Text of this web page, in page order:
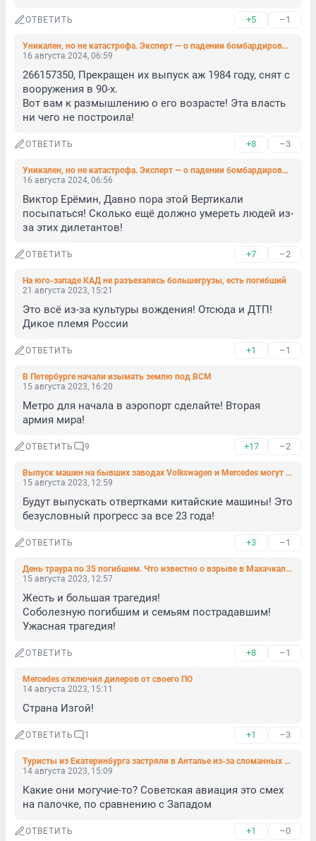
ОТВЕТИТЬ +5 –1
Уникален, но не катастрофа. Эксперт — о падении бомбардировщика в Иркутской области
16 августа 2024, 06:59
266157350, Прекращен их выпуск аж 1984 году, снят с
вооружения в 90-х.
Вот вам к размышлению о его возрасте! Эта власть
ни чего не построила!
ОТВЕТИТЬ +8 –3
Уникален, но не катастрофа. Эксперт — о падении бомбардировщика в Иркутской области
16 августа 2024, 06:56
Виктор Ерёмин, Давно пора этой Вертикали
посыпаться! Сколько ещё должно умереть людей из-
за этих дилетантов!
ОТВЕТИТЬ +7 –2
На юго-западе КАД не разъехались большегрузы, есть погибший
21 августа 2023, 15:21
Это всё из-за культуры вождения! Отсюда и ДТП!
Дикое племя России
ОТВЕТИТЬ +1 –1
В Петербурге начали изымать землю под ВСМ
15 августа 2023, 16:20
Метро для начала в аэропорт сделайте! Вторая
армия мира!
ОТВЕТИТЬ 9 +17 –2
Выпуск машин на бывших заводах Volkswagen и Mercedes могут запустить в этом и следующем годах
15 августа 2023, 12:59
Будут выпускать отвертками китайские машины! Это
безусловный прогресс за все 23 года!
ОТВЕТИТЬ +3 –1
День траура по 35 погибшим. Что известно о взрыве в Махачкале к этому часу
15 августа 2023, 12:57
Жесть и большая трагедия!
Соболезную погибшим и семьям пострадавшим!
Ужасная трагедия!
ОТВЕТИТЬ +8 –1
Mercedes отключил дилеров от своего ПО
14 августа 2023, 15:11
Страна Изгой!
ОТВЕТИТЬ 1 +1 –3
Туристы из Екатеринбурга застряли в Анталье из-за сломанных боингов авиакомпании Red Wings
14 августа 2023, 15:09
Какие они могучие-то? Советская авиация это смех
на палочке, по сравнению с Западом
ОТВЕТИТЬ +1 –0